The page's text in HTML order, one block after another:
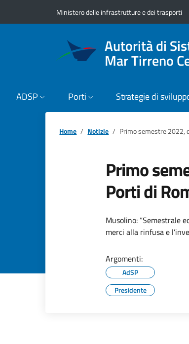
Ministero delle infrastrutture e dei trasporti
Autorità di
Mar Tirreno
ADSP Porti Strategie di
Home Notizie Primo semestre 2022,
Primo
Porti di
Musolino: “Semestrale
merci alla rinfusa e
Argomenti:
AdSP
Presidente